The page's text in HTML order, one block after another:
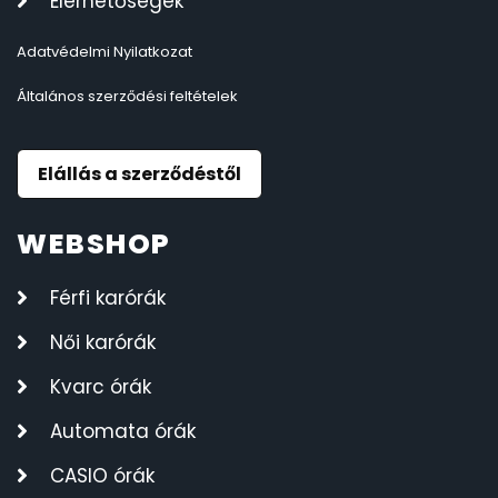
Adatvédelmi Nyilatkozat
Általános szerződési feltételek
Elállás a szerződéstől
WEBSHOP
Férfi karórák
Női karórák
Kvarc órák
Automata órák
CASIO órák